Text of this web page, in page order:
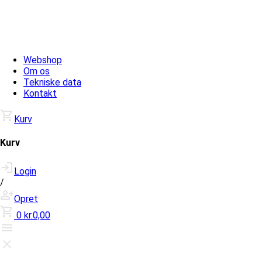
Webshop
Om os
Tekniske data
Kontakt
Kurv
Kurv
Login
/
Opret
0 kr.0,00